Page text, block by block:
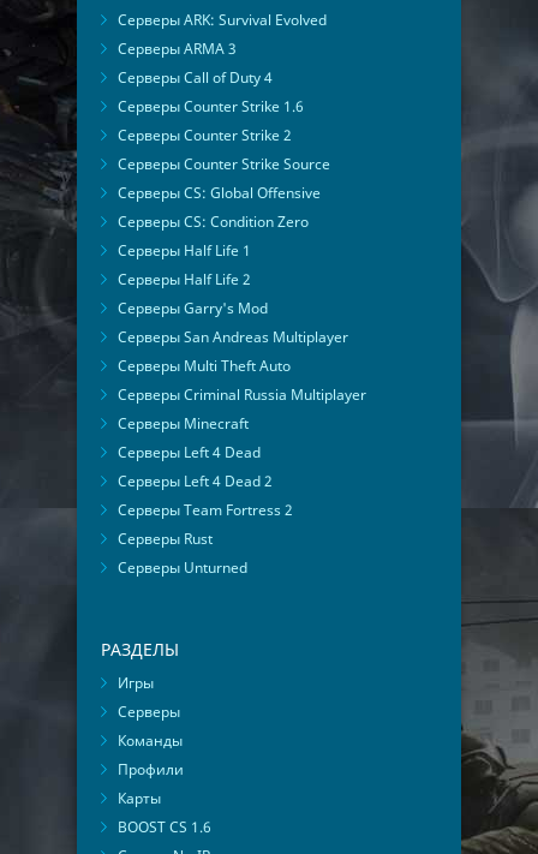
Серверы ARK: Survival Evolved
Серверы ARMA 3
Серверы Call of Duty 4
Серверы Counter Strike 1.6
Серверы Counter Strike 2
Серверы Counter Strike Source
Серверы CS: Global Offensive
Серверы CS: Condition Zero
Серверы Half Life 1
Серверы Half Life 2
Серверы Garry's Mod
Серверы San Andreas Multiplayer
Серверы Multi Theft Auto
Серверы Criminal Russia Multiplayer
Серверы Minecraft
Серверы Left 4 Dead
Серверы Left 4 Dead 2
Серверы Team Fortress 2
Серверы Rust
Серверы Unturned
РАЗДЕЛЫ
Игры
Серверы
Команды
Профили
Карты
BOOST CS 1.6